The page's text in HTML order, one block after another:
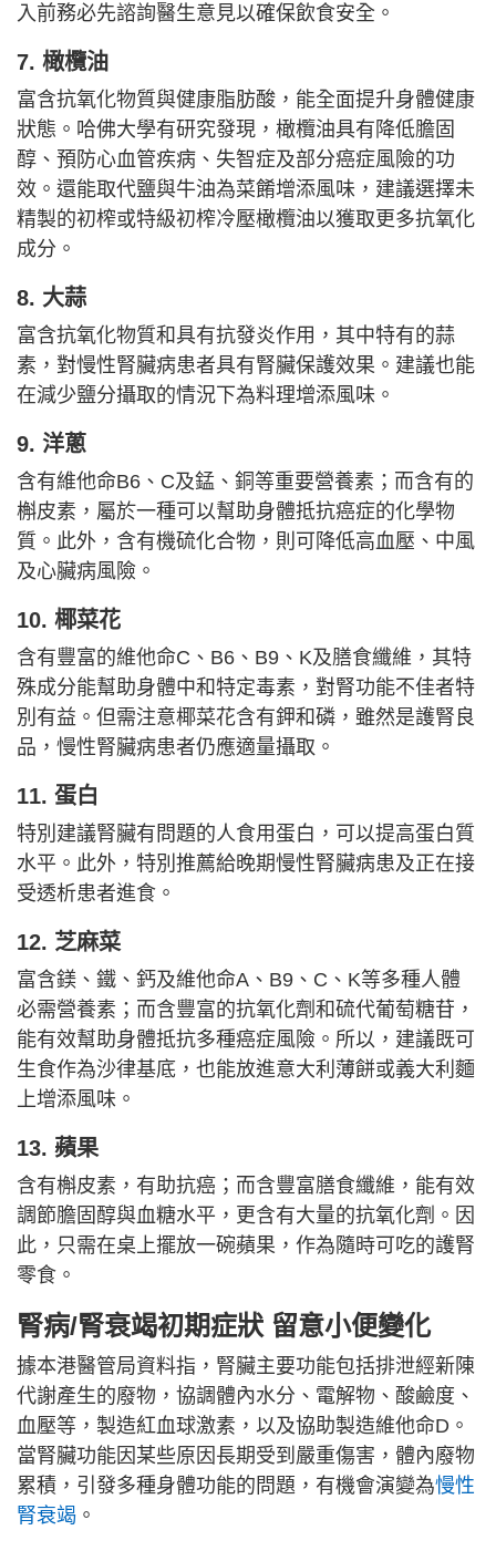
入前務必先諮詢醫生意見以確保飲食安全。
7. 橄欖油
富含抗氧化物質與健康脂肪酸，能全面提升身體健康
狀態。哈佛大學有研究發現，橄欖油具有降低膽固
醇、預防心血管疾病、失智症及部分癌症風險的功
效。還能取代鹽與牛油為菜餚增添風味，建議選擇未
精製的初榨或特級初榨冷壓橄欖油以獲取更多抗氧化
成分。
8. 大蒜
富含抗氧化物質和具有抗發炎作用，其中特有的蒜
素，對慢性腎臟病患者具有腎臟保護效果。建議也能
在減少鹽分攝取的情況下為料理增添風味。
9. 洋蔥
含有維他命B6、C及錳、銅等重要營養素；而含有的
槲皮素，屬於一種可以幫助身體抵抗癌症的化學物
質。此外，含有機硫化合物，則可降低高血壓、中風
及心臟病風險。
10. 椰菜花
含有豐富的維他命C、B6、B9、K及膳食纖維，其特
殊成分能幫助身體中和特定毒素，對腎功能不佳者特
別有益。但需注意椰菜花含有鉀和磷，雖然是護腎良
品，慢性腎臟病患者仍應適量攝取。
11. 蛋白
特別建議腎臟有問題的人食用蛋白，可以提高蛋白質
水平。此外，特別推薦給晚期慢性腎臟病患及正在接
受透析患者進食。
12. 芝麻菜
富含鎂、鐵、鈣及維他命A、B9、C、K等多種人體
必需營養素；而含豐富的抗氧化劑和硫代葡萄糖苷，
能有效幫助身體抵抗多種癌症風險。所以，建議既可
生食作為沙律基底，也能放進意大利薄餅或義大利麵
上增添風味。
13. 蘋果
含有槲皮素，有助抗癌；而含豐富膳食纖維，能有效
調節膽固醇與血糖水平，更含有大量的抗氧化劑。因
此，只需在桌上擺放一碗蘋果，作為隨時可吃的護腎
零食。
腎病/腎衰竭初期症狀 留意小便變化
據本港醫管局資料指，腎臟主要功能包括排泄經新陳
代謝產生的廢物，協調體內水分、電解物、酸鹼度、
血壓等，製造紅血球激素，以及協助製造維他命D。
當腎臟功能因某些原因長期受到嚴重傷害，體內廢物
累積，引發多種身體功能的問題，有機會演變為慢性
腎衰竭 。